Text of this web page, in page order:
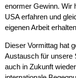
enormer Gewinn. Wir
USA erfahren und
eigenen Arbeit
Dieser Vormittag hat
Austausch für unsere
auch in Zukunft